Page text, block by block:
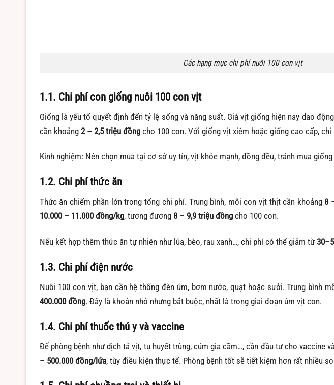
Các hạng mục chi phí nuôi 100 con vịt
1.1. Chi phí con giống nuôi 100 con vịt
Giống là yếu tố quyết định đến tỷ lệ sống và năng suất. Giá vịt giống hiện nay dao
cần khoảng 2 – 2,5 triệu đồngcho 100 con. Với giống vịt xiêm hoặc giống cao cấp,
Kinh nghiệm: Nên chọn mua tại cơ sở uy tín, vịt khỏe mạnh, đồng đều, tránh mua
1.2. Chi phí thức ăn
Thức ăn chiếm phần lớn trong tổng chi phí. Trung bình, mỗi con vịt thịt cần khoảng 8
10.000 – 11.000 đồng/kg, tương đương 8 – 9,9 triệu đồngcho 100 con.
Nếu kết hợp thêm thức ăn tự nhiên như lúa, bèo, rau xanh…, chi phí có thể giảm từ
1.3. Chi phí điện nước
Nuôi 100 con vịt, bạn cần hệ thống đèn úm, bơm nước, quạt hoặc sưởi. Trung bình
400.000 đồng. Đây là khoản nhỏ nhưng bắt buộc, nhất là trong giai đoạn úm vịt con.
1.4. Chi phí thuốc thú y và vaccine
Để phòng bệnh như dịch tả vịt, tụ huyết trùng, cúm gia cầm…, cần đầu tư cho vaccine
– 500.000 đồng/lứa, tùy điều kiện thực tế. Phòng bệnh tốt sẽ tiết kiệm hơn rất nhiều